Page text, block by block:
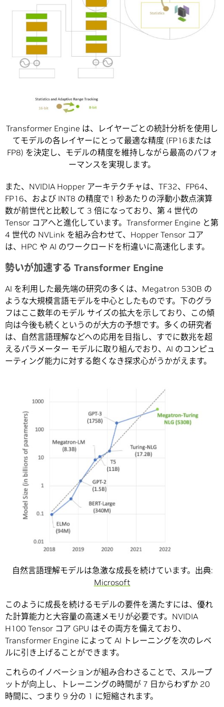
Transformer Engine は、レイヤーごとの統計分析を使用し
てモデルの各レイヤーにとって最適な精度 (FP16または
FP8) を決定し、モデルの精度を維持しながら最高のパフォ
ーマンスを実現します。
また、NVIDIA Hopper アーキテクチャは、TF32、FP64、
FP16、および INT8 の精度で1 秒あたりの浮動小数点演算
数が前世代と比較して 3 倍になっており、第 4 世代の
Tensor コアへと進化しています。Transformer Engine と第
4 世代の NVLink を組み合わせて、Hopper Tensor コア
は、HPC や AI のワークロードを桁違いに高速化します。
勢いが加速する Transformer Engine
AI を利用した最先端の研究の多くは、Megatron 530B の
ような大規模言語モデルを中心としたものです。下のグラ
フはここ数年のモデル サイズの拡大を示しており、この傾
向は今後も続くというのが大方の予想です。多くの研究者
は、自然言語理解などへの応用を目指し、すでに数兆を超
えるパラメーター モデルに取り組んでおり、AI のコンピュ
ーティング能力に対する飽くなき探求心がうかがえます。
自然言語理解モデルは急激な成長を続けています。出典:
Microsoft
このように成長を続けるモデルの要件を満たすには、優れ
た計算能力と大容量の高速メモリが必要です。NVIDIA
H100 Tensor コア GPU はその両方を備えており、
Transformer Engine によって AI トレーニングを次のレベ
ルに引き上げることができます。
これらのイノベーションが組み合わさることで、スループ
ットが向上し、トレーニングの時間が 7 日からわずか 20
時間に、つまり 9 分の 1 に短縮されます。